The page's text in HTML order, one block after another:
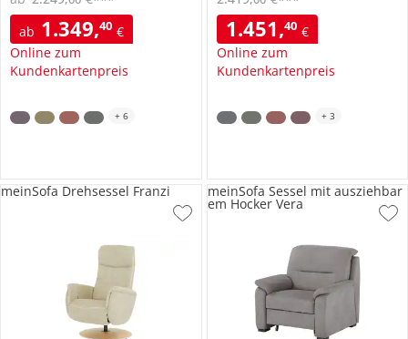
ab 1.349,40 €
Online zum
Kundenkartenpreis
+ 6
1.451,40 €
Online zum
Kundenkartenpreis
+ 3
meinSofa Drehsessel Franzi meinSofa Sessel mit ausziehbar
em Hocker Vera